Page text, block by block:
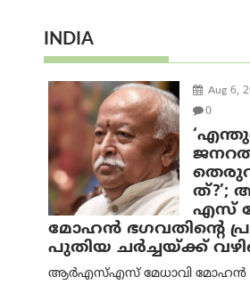
INDIA
Aug 6,
0
എസ്
മോഹൻ ഭഗവതിന്റെ
പുതിയ ചര്‍ച്ചയ്ക്ക്
ആർ‌എസ്‌എസ് മേധാവി മോഹൻ